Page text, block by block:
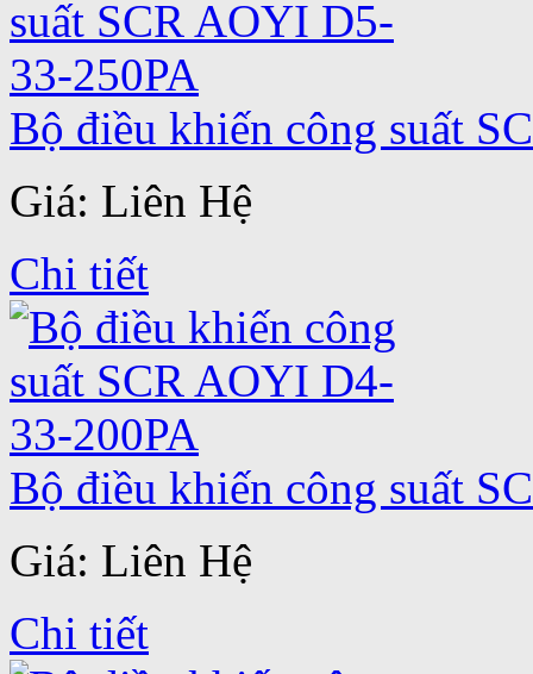
Bộ điều khiến công suất
Giá: Liên Hệ
Chi tiết
Bộ điều khiến công suất
Giá: Liên Hệ
Chi tiết